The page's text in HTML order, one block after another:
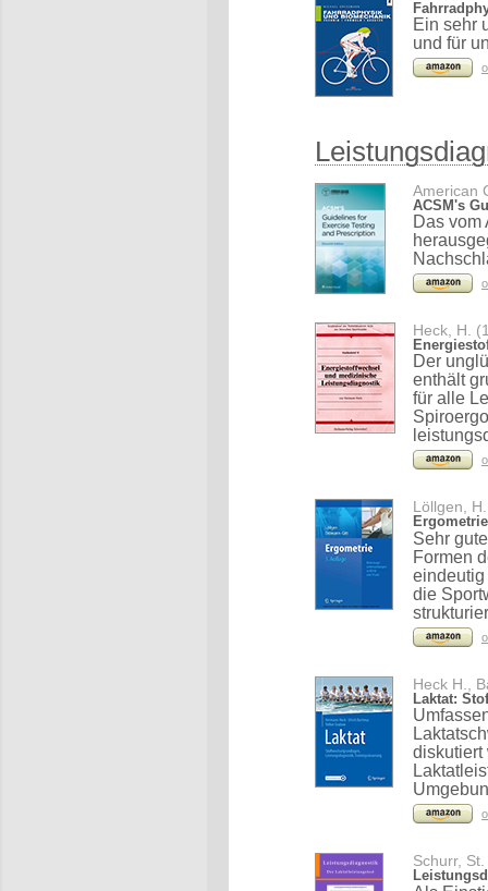
Ein sehr
und für
American
ACSM's
Das vom
Heck, H.
Der
enthält
für alle
Löllgen,
Sehr
Formen
eindeutig
die
Heck H.,
Laktat:
diskutiert
Schurr,